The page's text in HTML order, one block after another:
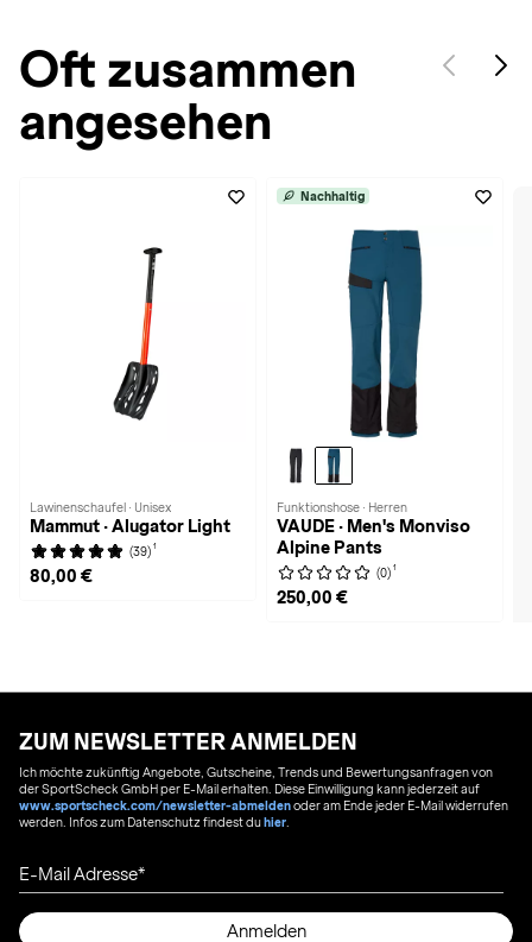
Oft zusammen
angesehen
Lawinenschaufel · Unisex
Mammut · Alugator Light
(39) 1
80,00 €
Nachhaltig
Funktionshose · Herren
VAUDE · Men's Monviso
Alpine Pants
(0) 1
250,00 €
ZUM NEWSLETTER ANMELDEN
Ich möchte zukünftig Angebote, Gutscheine, Trends und Bewertungsanfragen von
der SportScheck GmbH per E-Mail erhalten. Diese Einwilligung kann jederzeit auf
www.sportscheck.com/newsletter-abmeldenoder am Ende jeder E-Mail widerrufen
werden. Infos zum Datenschutz findest duhier
E-Mail Adresse
Anmelden